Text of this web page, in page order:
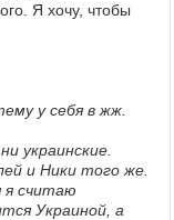
Я хочу, чтобы
у себя в жж.
украинские.
и Ники того же.
я считаю
Украиной, а